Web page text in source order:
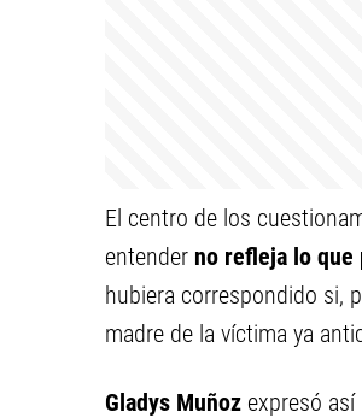
El centro de los
entender no refleja lo que
hubiera correspondido si,
madre de la víctima ya
Gladys Muñoz expresó así